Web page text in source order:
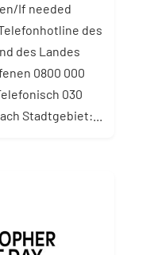
⁠If needed
des
des Landes
0800 000
030
Stadtgebiet:...